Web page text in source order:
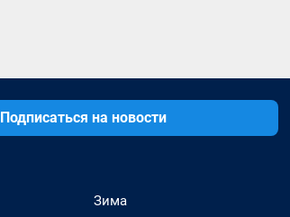
Подписаться на новости
Зима